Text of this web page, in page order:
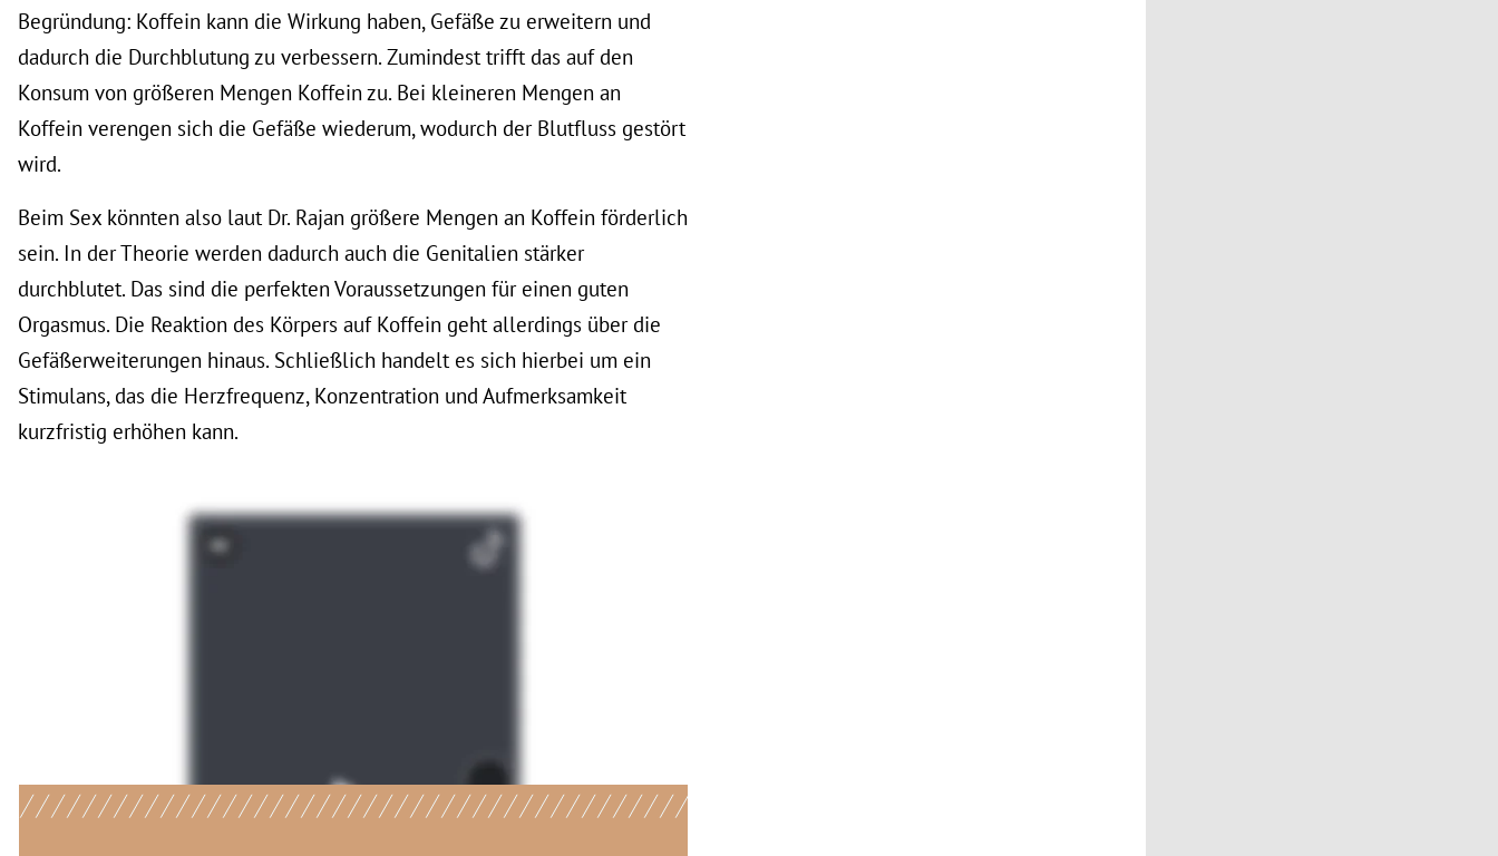
Begründung: Koffein kann die Wirkung haben, Gefäße zu erweitern und
dadurch die Durchblutung zu verbessern. Zumindest trifft das auf den
Konsum von größeren Mengen Koffein zu. Bei kleineren Mengen an
Koffein verengen sich die Gefäße wiederum, wodurch der Blutfluss gestört
wird.
Beim Sex könnten also laut Dr. Rajan größere Mengen an Koffein förderlich
sein. In der Theorie werden dadurch auch die Genitalien stärker
durchblutet. Das sind die perfekten Voraussetzungen für einen guten
Orgasmus. Die Reaktion des Körpers auf Koffein geht allerdings über die
Gefäßerweiterungen hinaus. Schließlich handelt es sich hierbei um ein
Stimulans, das die Herzfrequenz, Konzentration und Aufmerksamkeit
kurzfristig erhöhen kann.